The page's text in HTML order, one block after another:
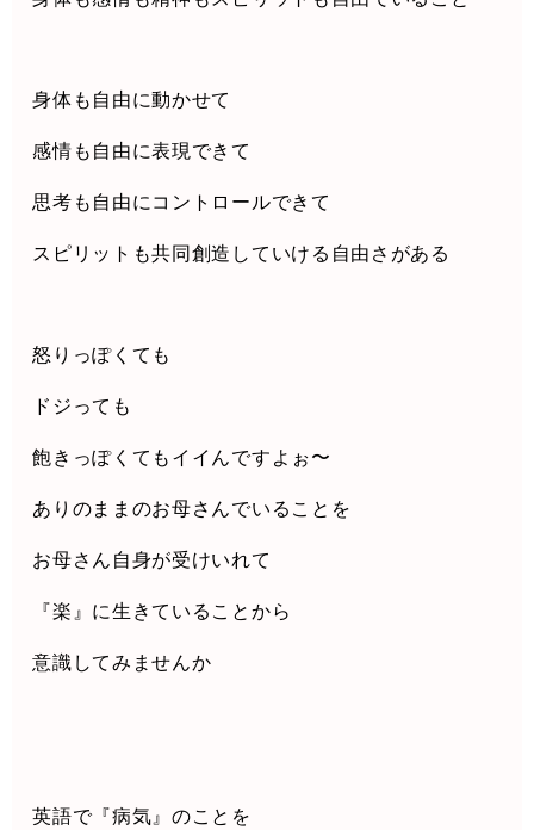
身体も自由に動かせて
感情も自由に表現できて
思考も自由にコントロールできて
スピリットも共同創造していける自由さがある
怒りっぽくても
ドジっても
飽きっぽくてもイイんですよぉ〜
ありのままのお母さんでいることを
お母さん自身が受けいれて
『楽』に生きていることから
意識してみませんか
英語で『病気』のことを